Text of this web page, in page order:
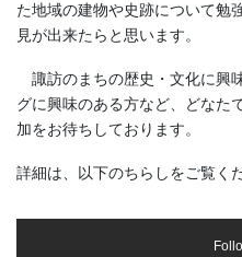
た地域の建物や史跡について勉
見が出来たらと思います。
諏訪のまちの歴史・文化に興
グに興味のある方など、どなた
加をお待ちしております。
詳細は、以下のちらしをご覧く